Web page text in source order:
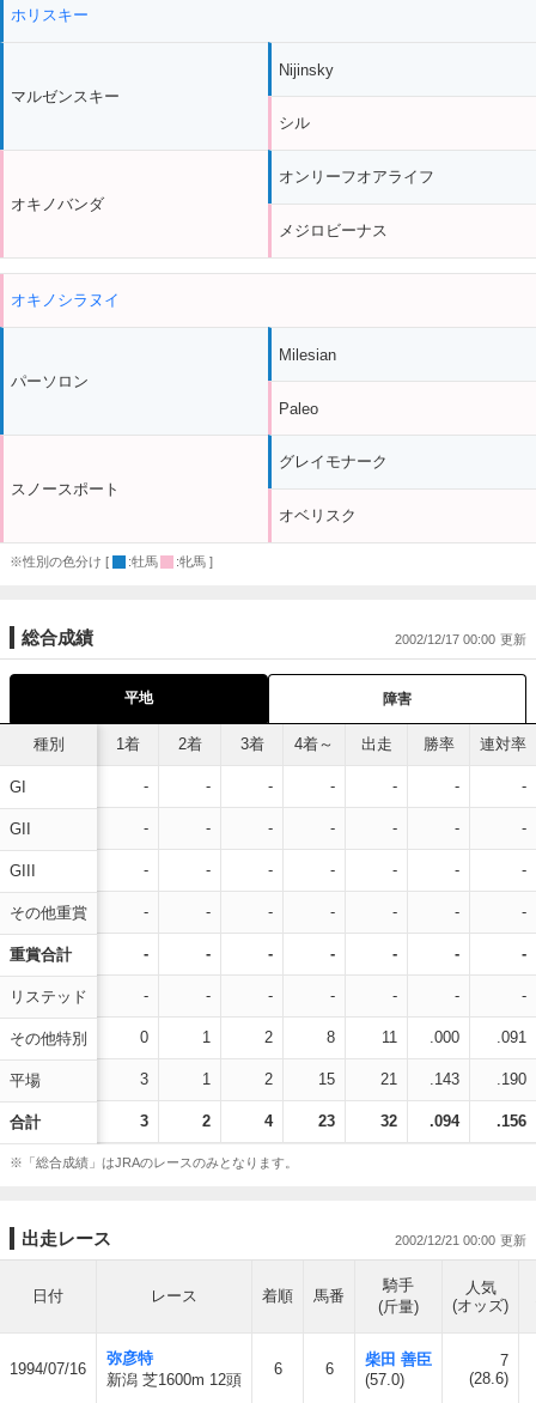
ホリスキー
マルゼンスキー
オキノバンダ
Nijinsky
シル
オンリーフオアライフ
メジロビーナス
オキノシラヌイ
パーソロン
スノースポート
Milesian
Paleo
グレイモナーク
オベリスク
※性別の色分け [ :牡馬 :牝馬 ]
総合成績 2002/12/17 00:00
平地 障害
種別
GI
GII
GIII
その他重賞
重賞合計
リステッド
その他特別
平場
合計
1着 2着 3着 4着～ 出走 勝率 連対率
- - - - - - -
- - - - - - -
- - - - - - -
- - - - - - -
- - - - - - -
- - - - - - -
0 1 2 8 11 .000 .091
3 1 2 15 21 .143 .190
3 2 4 23 32 .094 .156
※「総合成績」はJRAのレースのみとなります。
出走レース 2002/12/21 00:00
日付 レース 着順 馬番
騎手
(斤量)
人気
(オッズ)
1994/07/16
弥彦特
新潟 芝1600m 12頭
6 6
柴田 善臣
(57.0)
7
(28.6)